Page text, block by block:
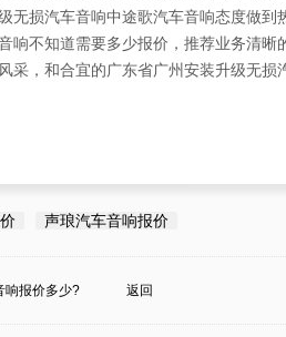
无损汽车音响中途歌汽车音响态度做到
响不知道需要多少报价，推荐业务清晰
采，和合宜的广东省广州安装升级无损
2023-07-19
汽车音响宝马3系安装升级无损汽车音
声琅汽车音响报价
响报价多少? 返回